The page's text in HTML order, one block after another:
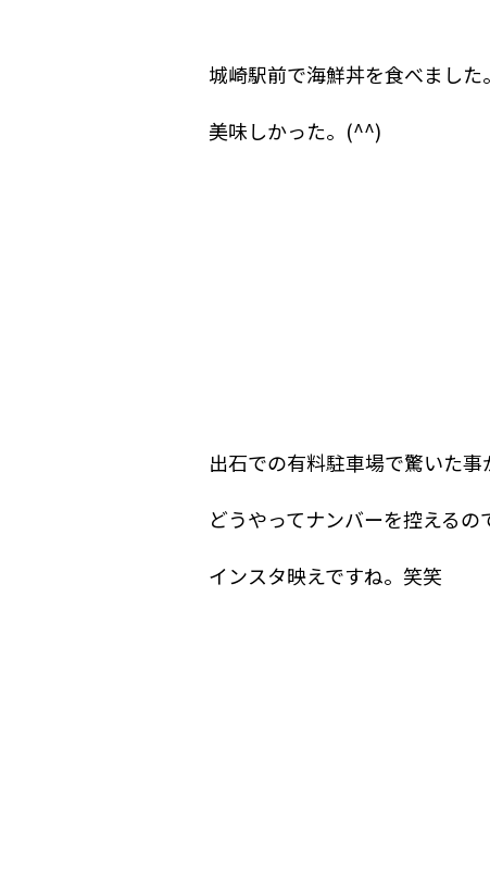
城崎駅前で海鮮丼を食べました。
美味しかった。(^^)
出石での有料駐車場で驚いた事
どうやってナンバーを控えるの
インスタ映えですね。笑笑